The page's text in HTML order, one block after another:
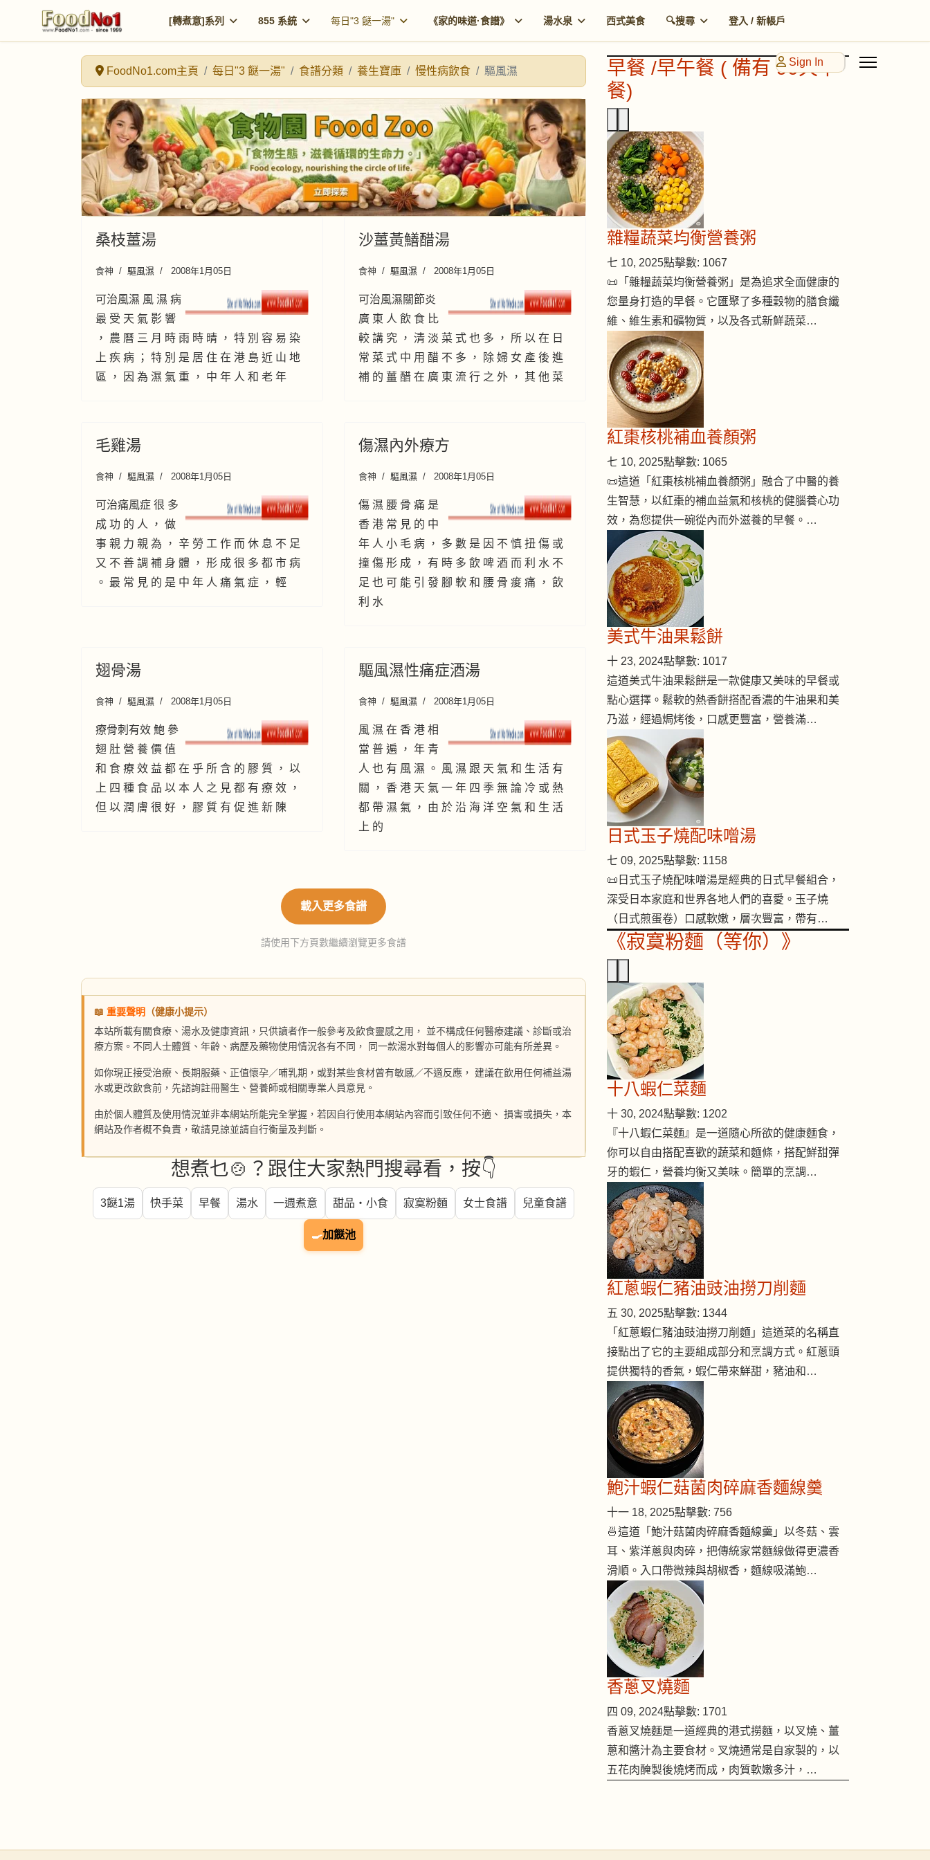
[轉煮意]系列 855 系統 每日"3 餸一湯" 《家的味道·食譜》 湯水泉 西式美食 🔍搜尋 登入 / 新帳戶
Sign In
FoodNo1.com主頁 每日"3 餸一湯" 食譜分類 養生寶庫 慢性病飲食 驅風濕
桑枝薑湯
食神 驅風濕 2008年1月05日
可治風濕 風 濕 病
最 受 天 氣 影 響
， 農 曆 三 月 時 雨 時 晴 ， 特 別 容 易 染
上 疾 病 ； 特 別 是 居 住 在 港 島 近 山 地
區 ， 因 為 濕 氣 重 ， 中 年 人 和 老 年
沙薑黃鱔醋湯
食神 驅風濕 2008年1月05日
可治風濕關節炎
廣 東 人 飲 食 比
較 講 究 ， 清 淡 菜 式 也 多 ， 所 以 在 日
常 菜 式 中 用 醋 不 多 ， 除 婦 女 產 後 進
補 的 薑 醋 在 廣 東 流 行 之 外 ， 其 他 菜
毛雞湯
食神 驅風濕 2008年1月05日
可治痛風症 很 多
成 功 的 人 ， 做
事 親 力 親 為 ， 辛 勞 工 作 而 休 息 不 足
又 不 善 調 補 身 體 ， 形 成 很 多 都 市 病
。 最 常 見 的 是 中 年 人 痛 氣 症 ， 輕
傷濕內外療方
食神 驅風濕 2008年1月05日
傷 濕 腰 骨 痛 是
香 港 常 見 的 中
年 人 小 毛 病 ， 多 數 是 因 不 慎 扭 傷 或
撞 傷 形 成 ， 有 時 多 飲 啤 酒 而 利 水 不
足 也 可 能 引 發 腳 軟 和 腰 骨 痠 痛 ， 飲
利 水
翅骨湯
食神 驅風濕 2008年1月05日
療骨刺有效 鮑 參
翅 肚 營 養 價 值
和 食 療 效 益 都 在 乎 所 含 的 膠 質 ， 以
上 四 種 食 品 以 本 人 之 見 都 有 療 效 ，
但 以 潤 膚 很 好 ， 膠 質 有 促 進 新 陳
驅風濕性痛症酒湯
食神 驅風濕 2008年1月05日
風 濕 在 香 港 相
當 普 遍 ， 年 青
人 也 有 風 濕 。 風 濕 跟 天 氣 和 生 活 有
關 ， 香 港 天 氣 一 年 四 季 無 論 冷 或 熱
都 帶 濕 氣 ， 由 於 沿 海 洋 空 氣 和 生 活
上 的
載入更多食譜
請使用下方頁數繼續瀏覽更多食譜
📖 重要聲明
（健康小提示）
本站所載有關食療、湯水及健康資訊，只供讀者作一般參考及飲食靈感之用， 並不構成任何醫療建議、診斷或治
療方案。不同人士體質、年齡、病歷及藥物使用情況各有不同， 同一款湯水對每個人的影響亦可能有所差異。
如你現正接受治療、長期服藥、正值懷孕／哺乳期，或對某些食材曾有敏感／不適反應， 建議在飲用任何補益湯
水或更改飲食前，先諮詢註冊醫生、營養師或相關專業人員意見。
由於個人體質及使用情況並非本網站所能完全掌握，若因自行使用本網站內容而引致任何不適、 損害或損失，本
網站及作者概不負責，敬請見諒並請自行衡量及判斷。
想煮乜🍲？跟住大家熱門搜尋看，按👇
3餸1湯 快手菜 早餐 湯水 一週煮意 甜品・小食 寂寞粉麵 女士食譜 兒童食譜
🍳加餸池
早餐 /早午餐 ( 備有 90天早
餐)
雜糧蔬菜均衡營養粥
七 10, 2025點擊數: 1067
📜「雜糧蔬菜均衡營養粥」是為追求全面健康的
您量身打造的早餐。它匯聚了多種穀物的膳食纖
維、維生素和礦物質，以及各式新鮮蔬菜…
紅棗核桃補血養顏粥
七 10, 2025點擊數: 1065
📜這道「紅棗核桃補血養顏粥」融合了中醫的養
生智慧，以紅棗的補血益氣和核桃的健腦養心功
效，為您提供一碗從內而外滋養的早餐。…
美式牛油果鬆餅
十 23, 2024點擊數: 1017
這道美式牛油果鬆餅是一款健康又美味的早餐或
點心選擇。鬆軟的熱香餅搭配香濃的牛油果和美
乃滋，經過焗烤後，口感更豐富，營養滿…
日式玉子燒配味噌湯
七 09, 2025點擊數: 1158
📜日式玉子燒配味噌湯是經典的日式早餐組合，
深受日本家庭和世界各地人們的喜愛。玉子燒
（日式煎蛋卷）口感軟嫩，層次豐富，帶有…
《寂寞粉麵（等你）》
十八蝦仁菜麵
十 30, 2024點擊數: 1202
『十八蝦仁菜麵』是一道隨心所欲的健康麵食，
你可以自由搭配喜歡的蔬菜和麵條，搭配鮮甜彈
牙的蝦仁，營養均衡又美味。簡單的烹調…
紅蔥蝦仁豬油豉油撈刀削麵
五 30, 2025點擊數: 1344
「紅蔥蝦仁豬油豉油撈刀削麵」這道菜的名稱直
接點出了它的主要組成部分和烹調方式。紅蔥頭
提供獨特的香氣，蝦仁帶來鮮甜，豬油和…
鮑汁蝦仁菇菌肉碎麻香麵線羹
十一 18, 2025點擊數: 756
🍜這道「鮑汁菇菌肉碎麻香麵線羹」以冬菇、雲
耳、紫洋蔥與肉碎，把傳統家常麵線做得更濃香
滑順。入口帶微辣與胡椒香，麵線吸滿鮑…
香蔥叉燒麵
四 09, 2024點擊數: 1701
香蔥叉燒麵是一道經典的港式撈麵，以叉燒、薑
蔥和醬汁為主要食材。叉燒通常是自家製的，以
五花肉醃製後燒烤而成，肉質軟嫩多汁，…